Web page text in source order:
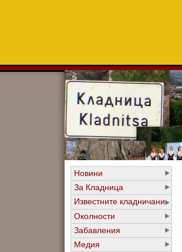
Новини
За Кладница
Известните кладничани
Околности
Забавления
Медия